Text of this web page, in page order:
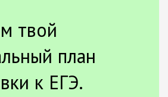
твой
план
к ЕГЭ.